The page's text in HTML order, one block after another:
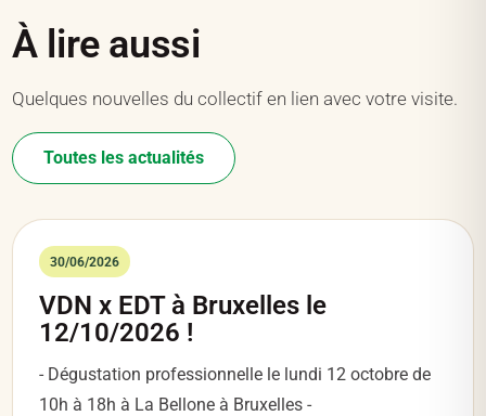
À lire aussi
Quelques nouvelles du collectif en lien avec votre visite.
Toutes les actualités
30/06/2026
VDN x EDT à Bruxelles le
12/10/2026 !
- Dégustation professionnelle le lundi 12 octobre de
10h à 18h à La Bellone à Bruxelles -